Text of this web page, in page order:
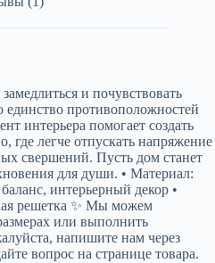
и почувствовать
противоположностей
интерьера помогает создать
где легче отпускать напряжение
свершений. Пусть дом станет
для души. • Материал:
интерьерный декор •
решетка ✨ Мы можем
или выполнить
напишите нам через
вопрос на странице товара.